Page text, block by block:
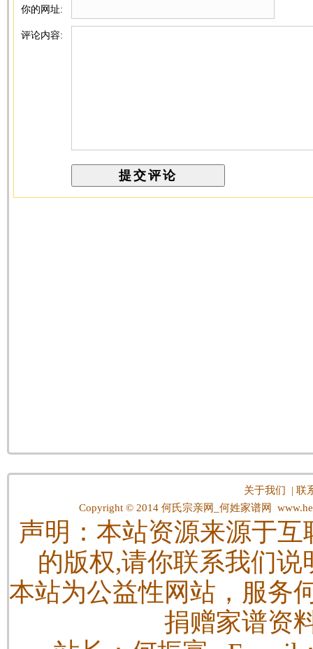
你的网址:
评论内容:
关于我们 |联
Copyright © 2014 何氏宗亲网_何姓家谱网
声明：本站资源来源于
的版权,请你联系我们
本站为公益性网站，服务
捐赠家谱资